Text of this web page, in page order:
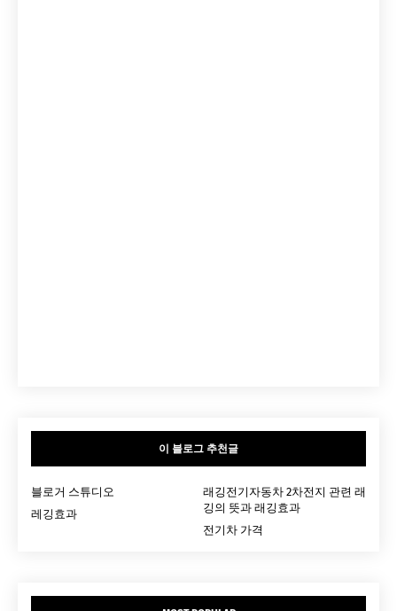
이 블로그 추천글
블로거 스튜디오
래깅전기자동차 2차전지 관련 래
깅의 뜻과 래깅효과
레깅효과
전기차 가격